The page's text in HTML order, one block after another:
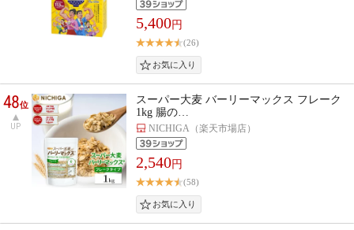
5,400円
(26)
48位
UP
スーパー大麦 バーリーマックス フレーク
1kg 腸の…
NICHIGA（楽天市場店）
2,540円
(58)